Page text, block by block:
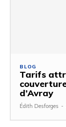
BLOG
Tarifs
d’Avray
Édith Desforges -